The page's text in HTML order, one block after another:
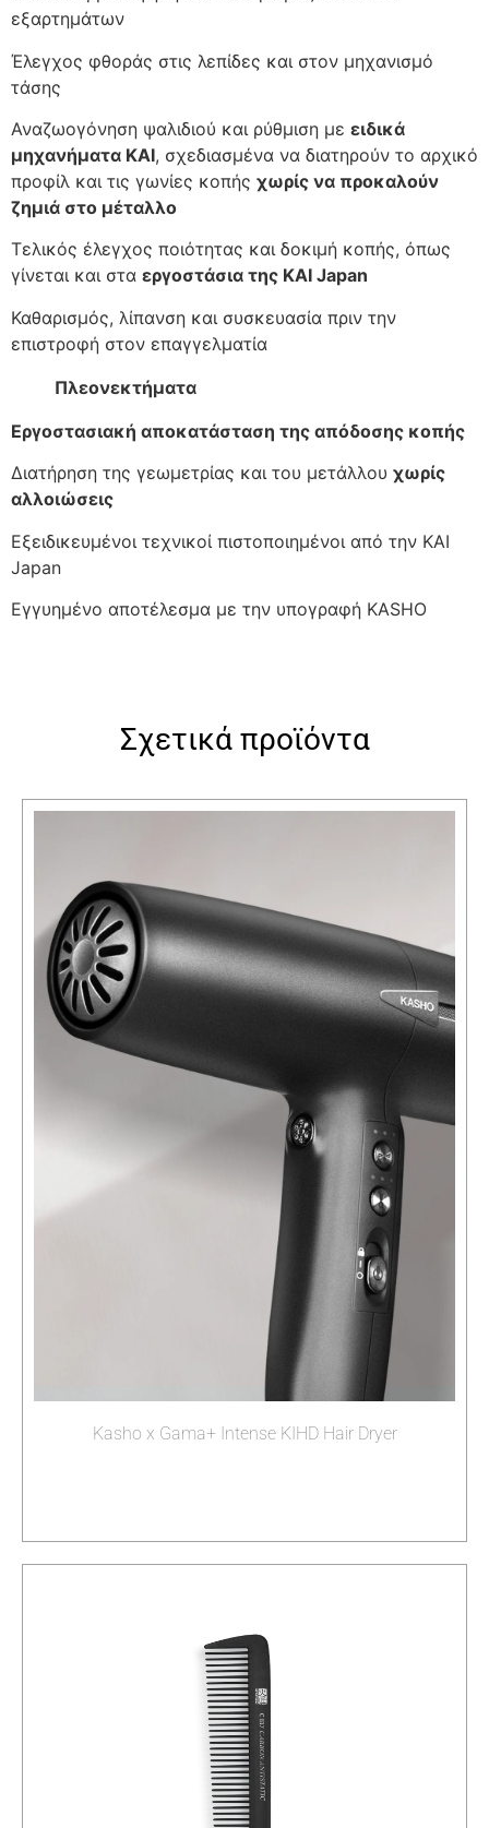
εξαρτημάτων
Έλεγχος φθοράς στις λεπίδες και στον μηχανισμό
τάσης
Αναζωογόνηση ψαλιδιού και ρύθμιση με ειδικά
μηχανήματα KAI, σχεδιασμένα να διατηρούν το αρχικό
προφίλ και τις γωνίες κοπής χωρίς να προκαλούν
ζημιά στο μέταλλο
Τελικός έλεγχος ποιότητας και δοκιμή κοπής, όπως
γίνεται και στα εργοστάσια της KAI Japan
Καθαρισμός, λίπανση και συσκευασία πριν την
επιστροφή στον επαγγελματία
Πλεονεκτήματα
Εργοστασιακή αποκατάσταση της απόδοσης κοπής
Διατήρηση της γεωμετρίας και του μετάλλου χωρίς
αλλοιώσεις
Εξειδικευμένοι τεχνικοί πιστοποιημένοι από την KAI
Japan
Εγγυημένο αποτέλεσμα με την υπογραφή KASHO
Σχετικά προϊόντα
Kasho x Gama+ Intense KIHD Hair Dryer